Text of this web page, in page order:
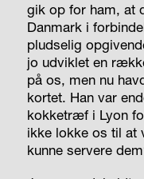
gik op for ham, at
Danmark i
pludselig
jo udviklet en
på os, men nu
kortet. Han var
kokketræf i Lyon
ikke lokke os til at
kunne servere